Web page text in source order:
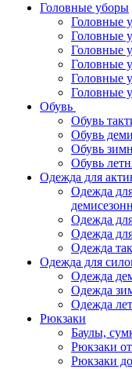
Головные уборы
Головные
Головные
Головные
Головные
Головные
Головные
Обувь
Обувь
Обувь
Обувь
Обувь
Одежда для
Одежда
Одежда
Одежда
Одежда
Одежда для
Одежда
Одежда
Одежда
Рюкзаки
Баулы,
Рюкзаки
Рюкзаки